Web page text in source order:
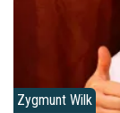
Zygmunt Wilk